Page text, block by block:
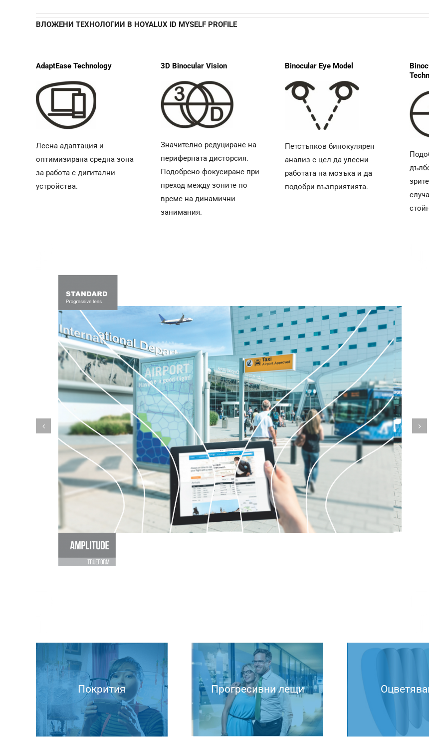
ВЛОЖЕНИ ТЕХНОЛОГИИ В HOYALUX ID MYSELF PROFILE
AdaptEase Technology
Лесна адаптация и
оптимизирана средна зона
за работа с дигитални
устройства.
3D Binocular Vision
Значително редуциране на
периферната дисторсия.
Подобрено фокусиране при
преход между зоните по
време на динамични
занимания.
Binocular Eye Model
Петстъпков бинокулярен
анализ с цел да улесни
работата на мозъка и да
подобри възприятията.
Покрития Прогресивни лещи